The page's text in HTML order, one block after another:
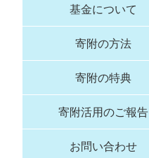
基金について
寄附の方法
寄附の特典
寄附活用のご報告
お問い合わせ